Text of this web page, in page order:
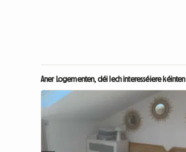
Aner Logementen, déi Iech interesséiere kéinten